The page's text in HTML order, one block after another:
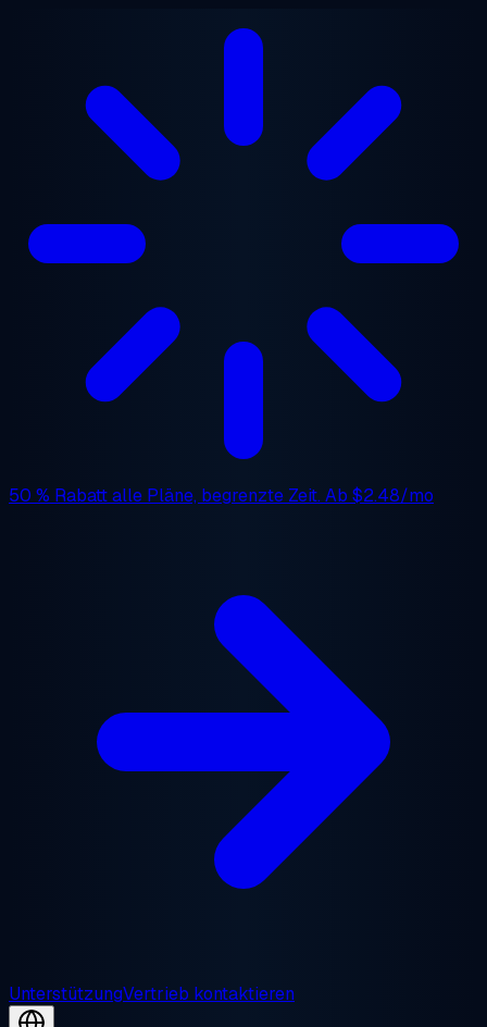
50 % Rabattalle Pläne, begrenzte Zeit. Ab $2.48/mo
UnterstützungVertrieb kontaktieren